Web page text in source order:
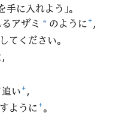
に入れよう」。
アザミ * のように+，
てください。
い+，
ように+。